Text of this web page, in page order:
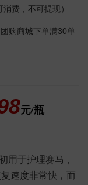
费，不可提现）
购商城下单满30单
元/瓶
用于护理赛马，
速度非常快，而